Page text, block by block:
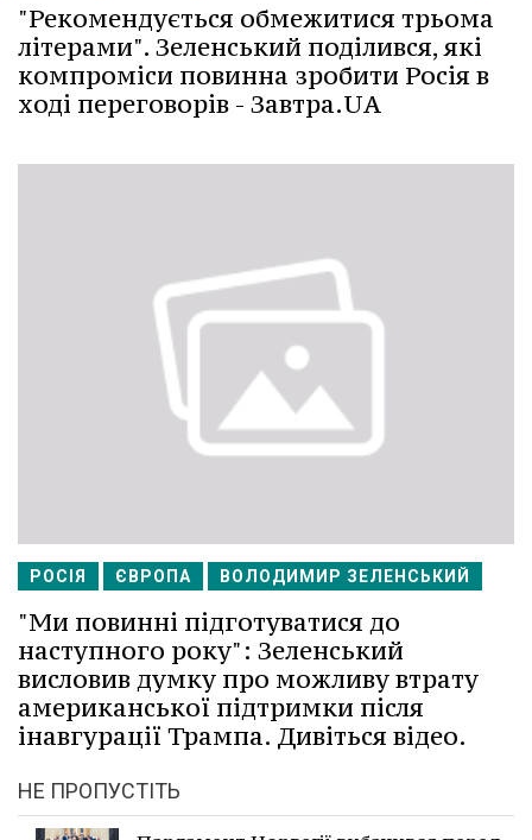
"Рекомендується обмежитися трьома
літерами". Зеленський поділився, які
компроміси повинна зробити Росія в
ході переговорів - Завтра.UA
РОСІЯ ЄВРОПА ВОЛОДИМИР ЗЕЛЕНСЬКИЙ
"Ми повинні підготуватися до
наступного року": Зеленський
висловив думку про можливу втрату
американської підтримки після
інавгурації Трампа. Дивіться відео.
НЕ ПРОПУСТІТЬ